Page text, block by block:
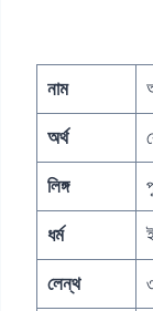
নাম
অর্থ
লিঙ্গ
ধর্ম
লেন্থ